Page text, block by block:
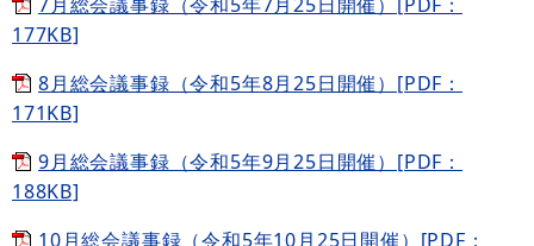
177KB]
8月総会議事録（令和5年8月25日開催）[PDF：
171KB]
9月総会議事録（令和5年9月25日開催）[PDF：
188KB]
10月総会議事録（令和5年10月25日開催）[PDF：